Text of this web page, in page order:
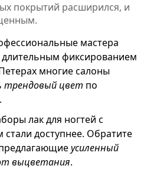
покрытий расширился, и
мастера
длительным фиксированием
многие салоны
трендовый цвет по
лак для ногтей с
доступнее. Обратите
усиленный
выцветания.